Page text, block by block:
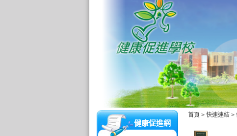
健康促進網
首頁 > 快速連結 >